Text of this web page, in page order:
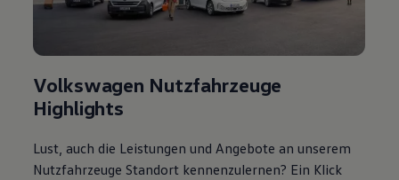
Volkswagen Nutzfahrzeuge
Highlights
Lust, auch die Leistungen und Angebote an unserem
Nutzfahrzeuge Standort kennenzulernen? Ein Klick